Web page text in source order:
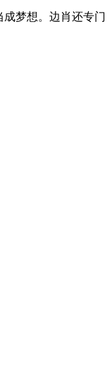
梦想。边肖还专门